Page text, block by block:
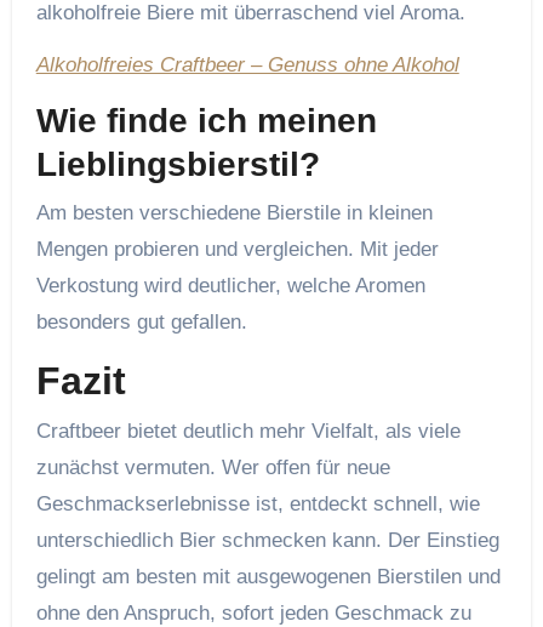
alkoholfreie Biere mit überraschend viel Aroma.
Alkoholfreies Craftbeer – Genuss ohne Alkohol
Wie finde ich meinen
Lieblingsbierstil?
Am besten verschiedene Bierstile in kleinen
Mengen probieren und vergleichen. Mit jeder
Verkostung wird deutlicher, welche Aromen
besonders gut gefallen.
Fazit
Craftbeer bietet deutlich mehr Vielfalt, als viele
zunächst vermuten. Wer offen für neue
Geschmackserlebnisse ist, entdeckt schnell, wie
unterschiedlich Bier schmecken kann. Der Einstieg
gelingt am besten mit ausgewogenen Bierstilen und
ohne den Anspruch, sofort jeden Geschmack zu